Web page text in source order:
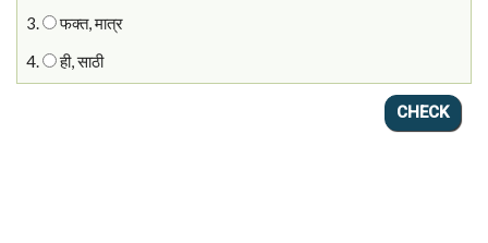
3.
फक्त, मात्र
4.
ही, साठी